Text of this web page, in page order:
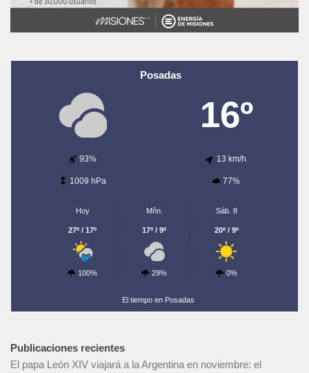
Posadas
16º
93% 13 km/h
1009 hPa 77%
Hoy
27º / 17º
100%
Mñn.
17º / 9º
29%
Sáb. 8
20º / 9º
0%
El tiempo en Posadas
Publicaciones recientes
El papa León XIV viajará a la Argentina en noviembre: el